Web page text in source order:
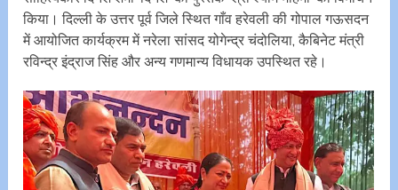
किया। दिल्ली के उत्तर पूर्व जिले स्थित गाँव हरेवली की गोपाल गऊसदन
में आयोजित कार्यक्रम में नरेला सांसद योगेन्द्र चंदोलिया, कैबिनेट मंत्री
रविन्द्र इंद्राज सिंह और अन्य गणमान्य विधायक उपस्थित रहे।